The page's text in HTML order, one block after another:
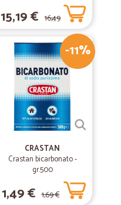
15,19 € 16,49
€ -11%
CRASTAN
Crastan bicarbonato -
gr.500
1,49 € 1,69 €